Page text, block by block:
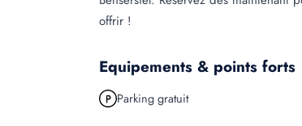
offrir !
Equipements & points forts
Parking gratuit